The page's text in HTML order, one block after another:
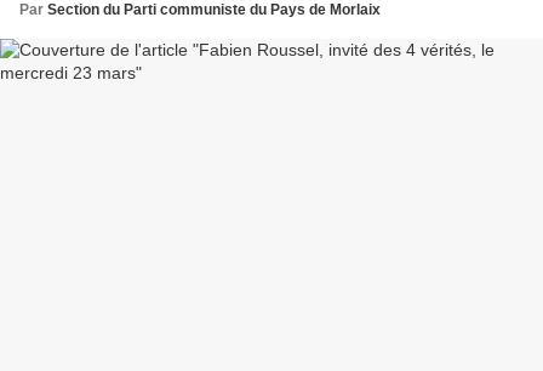
Par Section du Parti communiste du Pays de Morlaix